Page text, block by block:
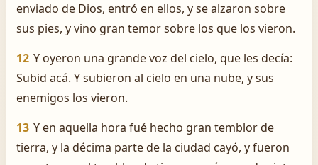
enviado de Dios, entró en ellos, y se alzaron sobre
sus pies, y vino gran temor sobre los que los vieron.
12 Y oyeron una grande voz del cielo, que les decía:
Subid acá. Y subieron al cielo en una nube, y sus
enemigos los vieron.
13 Y en aquella hora fué hecho gran temblor de
tierra, y la décima parte de la ciudad cayó, y fueron